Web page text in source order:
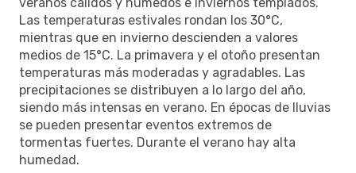
Las temperaturas estivales rondan los 30°C,
mientras que en invierno descienden a valores
medios de 15°C. La primavera y el otoño presentan
temperaturas más moderadas y agradables. Las
precipitaciones se distribuyen a lo largo del año,
siendo más intensas en verano. En épocas de lluvias
se pueden presentar eventos extremos de
tormentas fuertes. Durante el verano hay alta
humedad.